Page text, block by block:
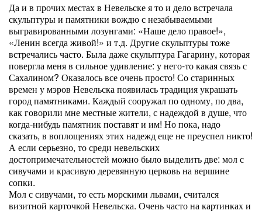
Да и в прочих местах в Невельске я то и дело встречала
скульптуры и памятники вождю с незабываемыми
выгравированными лозунгами: «Наше дело правое!»,
«Ленин всегда живой!» и т.д. Другие скульптуры тоже
встречались часто. Была даже скульптура Гагарину, которая
повергла меня в сильное удивление: у него-то какая связь с
Сахалином? Оказалось все очень просто! Со старинных
времен у мэров Невельска появилась традиция украшать
город памятниками. Каждый сооружал по одному, по два,
как говорили мне местные жители, с надеждой в душе, что
когда-нибудь памятник поставят и им! Но пока, надо
сказать, в воплощениях этих надежд еще не преуспел никто!
А если серьезно, то среди невельских
достопримечательностей можно было выделить две: мол с
сивучами и красивую деревянную церковь на вершине
сопки.
Мол с сивучами, то есть морскими львами, считался
визитной карточкой Невельска. Очень часто на картинках и